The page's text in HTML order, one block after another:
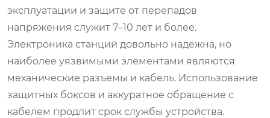
эксплуатации и защите от перепадов
напряжения служит 7–10 лет и более.
Электроника станций довольно надежна, но
наиболее уязвимыми элементами являются
механические разъемы и кабель. Использование
защитных боксов и аккуратное обращение с
кабелем продлит срок службы устройства.